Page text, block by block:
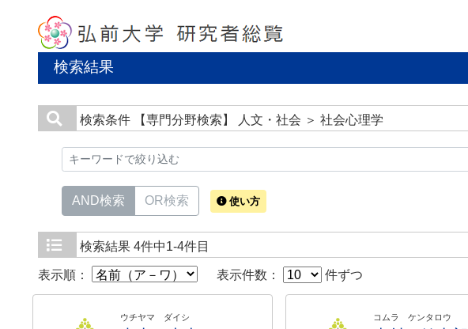
検索結果
検索条件 【専門分野検索】 人文・社会 ＞ 社会心理学
AND検索 OR検索 使い方
検索結果 4件中1-4件目
表示順： 表示件数： 件ずつ
ウチヤマ ダイシ コムラ ケンタロウ